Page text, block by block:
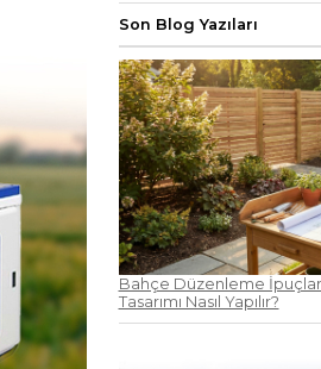
Son Blog Yazıları
Bahçe Düzenleme
Tasarımı Nasıl Yapılır?